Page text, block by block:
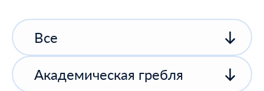
Все
Академическая гребля